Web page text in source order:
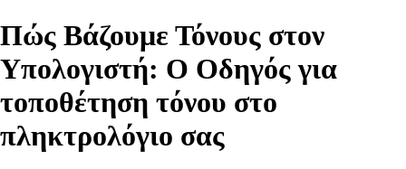
Πώς Βάζουμε Τόνους στον
Υπολογιστή: Ο Οδηγός για
τοποθέτηση τόνου στο
πληκτρολόγιο σας